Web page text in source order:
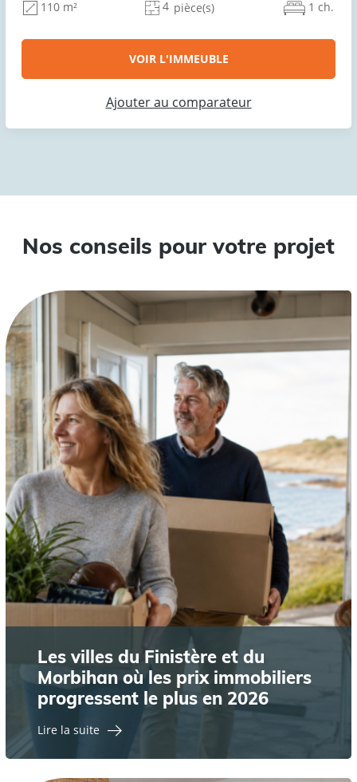
110 m² 4 pièce(s) 1 ch.
VOIR L'IMMEUBLE
Ajouter au comparateur
Nos conseils pour votre projet
Les villes du Finistère et du
Morbihan où les prix immobiliers
progressent le plus en 2026
Lire la suite